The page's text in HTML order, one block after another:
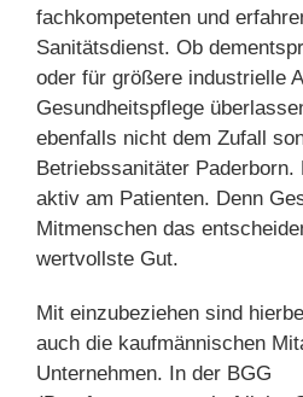
fachkompetenten und
Sanitätsdienst. Ob
oder für größere industrielle
Gesundheitspflege
ebenfalls nicht dem Zufall
Betriebssanitäter
aktiv am Patienten. Denn
Mitmenschen das
wertvollste Gut.
Mit einzubeziehen sind
auch die kaufmännischen
Unternehmen. In der BGG